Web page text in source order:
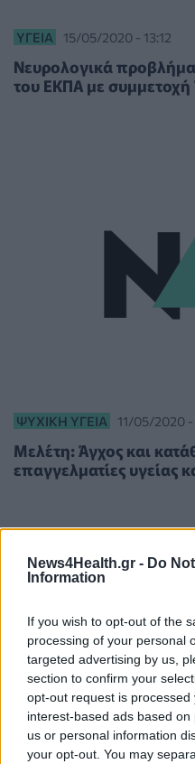
News4Health.gr - Do
Information
If you wish to opt-out of the
processing of your personal
targeted advertising by us,
section to confirm your
opt-out request is
interest-based ads based
us or personal information
your opt-out. You may
ΥΓΕΊΑ 15/05/2020 - 13:12
Νευρολογικά
του ΕΚΠΑ με συμμετοχή
ΨΥΧΙΚΉ ΥΓΕΊΑ 11/05/2020 -
Μελέτη: Άγχος και
επαγγελματίες υγείας